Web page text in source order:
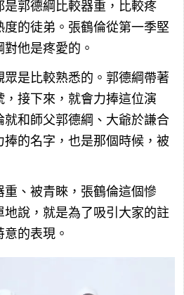
是郭德綱比較器重，比較疼
的徒弟。張鶴倫從第一季堅
他是疼愛的。
是比較熟悉的。郭德綱帶著
接下來，就會力捧這位演
就和師父郭德綱、大爺於謙合
的名字，也是那個時候，被
、被青睞，張鶴倫這個慘
說，就是為了吸引大家的註
的表現。